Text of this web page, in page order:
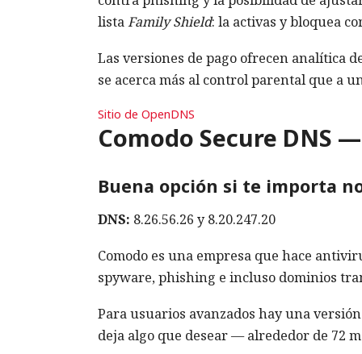
listaFamily Shield: la activas y bloquea
Las versiones de pago ofrecen analítica
se acerca más al control parental que a
Sitio de OpenDNS
Comodo Secure DNS
Buena opción si te importa
DNS: 8.26.56.26 y 8.20.247.20
Comodo es una empresa que hace
spyware, phishing e incluso dominios
Para usuarios avanzados hay una
deja algo que desear — alrededor de 72